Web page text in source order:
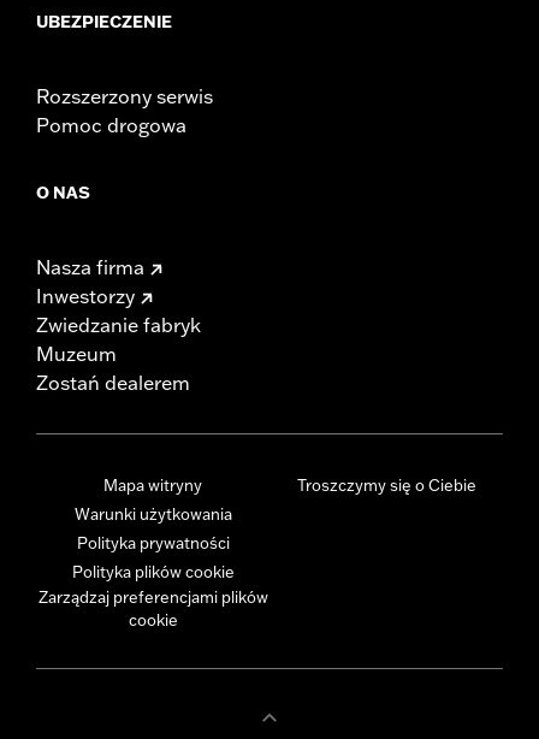
UBEZPIECZENIE
Rozszerzony serwis
Pomoc drogowa
O NAS
Nasza firma
Inwestorzy
Zwiedzanie fabryk
Muzeum
Zostań dealerem
Mapa witryny
Warunki użytkowania
Polityka prywatności
Polityka plików cookie
Zarządzaj preferencjami plików
cookie
Troszczymy się o Ciebie